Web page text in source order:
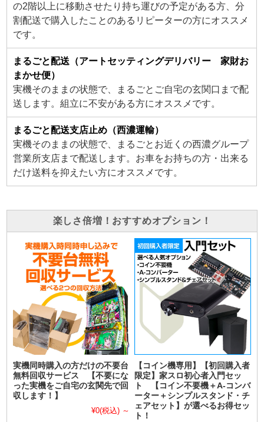
の2階以上に移動させたり持ち運びの予定がある方、分
割配送で購入したことのあるリピーターの方にオススメ
です。
まるごと配送（アートセッティングデリバリー 家財お
まかせ便）
実機そのままの状態で、まるごとご自宅の玄関口まで配
送します。組立に不安がある方にオススメです。
まるごと配送支店止め（西濃運輸）
実機そのままの状態で、まるごとお近くの西濃グループ
営業所支店まで配送します。お車をお持ちの方・出来る
だけ送料を抑えたい方にオススメです。
楽しさ倍増！おすすめオプション！
実機同時購入の方だけの不要台
無料回収サービス 【不要にな
った実機をご自宅の玄関先で回
収します！】
¥0(税込) ～
【コイン機専用】【初回購入者
限定】家スロ初心者入門セッ
ト 【コイン不要機＋A-コンバ
ーター＋シンプルスタンド・チ
ェアセット】が選べるお得セッ
ト！